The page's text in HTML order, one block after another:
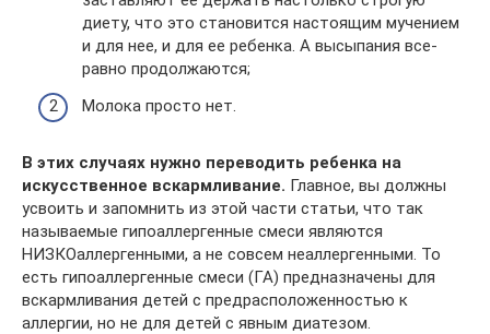
диету, что это становится настоящим мучением
и для нее, и для ее ребенка. А высыпания все-
равно продолжаются;
Молока просто нет.
В этих случаях нужно переводить ребенка на
искусственное вскармливание. Главное, вы должны
усвоить и запомнить из этой части статьи, что так
называемые гипоаллергенные смеси являются
НИЗКОаллергенными, а не совсем неаллергенными. То
есть гипоаллергенные смеси (ГА) предназначены для
вскармливания детей с предрасположенностью к
аллергии, но не для детей с явным диатезом.